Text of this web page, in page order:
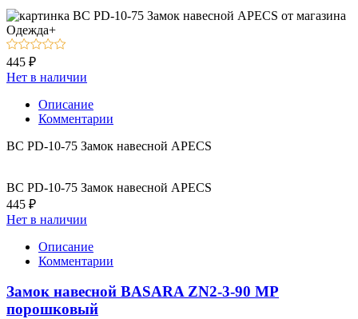
445 ₽
Нет в наличии
Описание
Комментарии
BC PD-10-75 Замок навесной APECS
BC PD-10-75 Замок навесной APECS
445 ₽
Нет в наличии
Описание
Комментарии
Замок навесной BASARA ZN2-3-90 МР
порошковый